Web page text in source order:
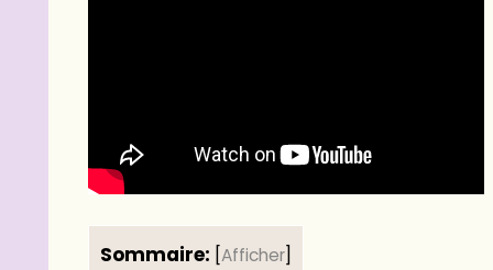
Sommaire: Afficher